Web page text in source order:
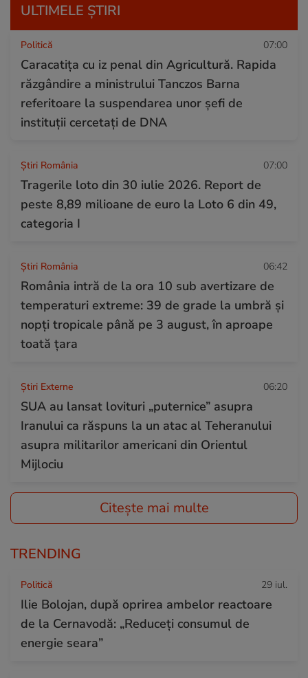
ULTIMELE ȘTIRI
Politică 07:00
Caracatița cu iz penal din Agricultură. Rapida
răzgândire a ministrului Tanczos Barna
referitoare la suspendarea unor șefi de
instituții cercetați de DNA
Știri România 07:00
Tragerile loto din 30 iulie 2026. Report de
peste 8,89 milioane de euro la Loto 6 din 49,
categoria I
Știri România 06:42
România intră de la ora 10 sub avertizare de
temperaturi extreme: 39 de grade la umbră și
nopți tropicale până pe 3 august, în aproape
toată țara
Știri Externe 06:20
SUA au lansat lovituri „puternice” asupra
Iranului ca răspuns la un atac al Teheranului
asupra militarilor americani din Orientul
Mijlociu
Citește mai multe
TRENDING
Politică 29 iul.
Ilie Bolojan, după oprirea ambelor reactoare
de la Cernavodă: „Reduceți consumul de
energie seara”